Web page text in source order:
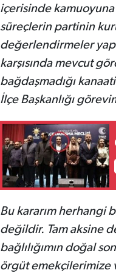
içerisinde kamuoyuna
süreçlerin partinin
değerlendirmeler
karşısında mevcut
bağdaşmadığı
İlçe Başkanlığı
Bu kararım herhangi
değildir. Tam aksine
bağlılığımın doğal
örgüt emekçilerimize